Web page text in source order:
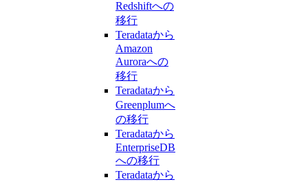
Redshiftへの
移行
Teradataから
Amazon
Auroraへの
移行
Teradataから
Greenplumへ
の移行
Teradataから
EnterpriseDB
への移行
Teradataから